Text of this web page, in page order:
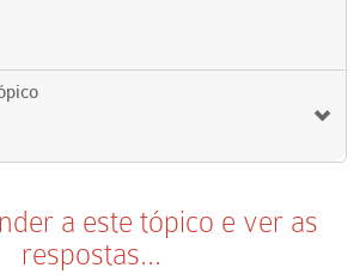
a este tópico e ver as
respostas...